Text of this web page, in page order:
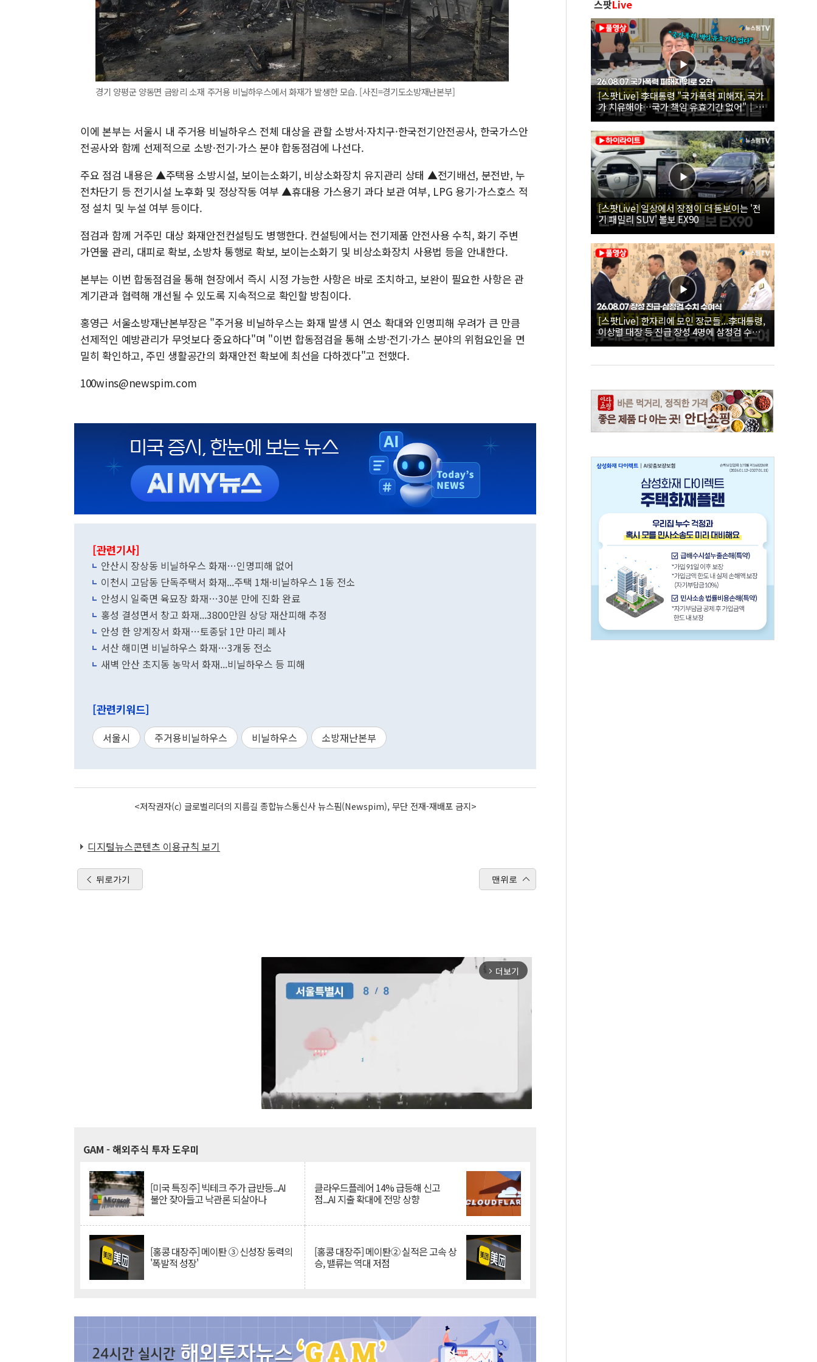
경기 양평군 양동면 금왕리 소재 주거용 비닐하우스에서 화재가 발생한 모습. [사진=경기도소방재난본부]
이에 본부는 서울시 내 주거용 비닐하우스 전체 대상을 관할 소방서·자치구·한국전기안전공사, 한국가스안
전공사와 함께 선제적으로 소방·전기·가스 분야 합동점검에 나선다.
주요 점검 내용은 ▲주택용 소방시설, 보이는소화기, 비상소화장치 유지관리 상태 ▲전기배선, 분전반, 누
전차단기 등 전기시설 노후화 및 정상작동 여부 ▲휴대용 가스용기 과다 보관 여부, LPG 용기·가스호스 적
정 설치 및 누설 여부 등이다.
점검과 함께 거주민 대상 화재안전컨설팅도 병행한다. 컨설팅에서는 전기제품 안전사용 수칙, 화기 주변
가연물 관리, 대피로 확보, 소방차 통행로 확보, 보이는소화기 및 비상소화장치 사용법 등을 안내한다.
본부는 이번 합동점검을 통해 현장에서 즉시 시정 가능한 사항은 바로 조치하고, 보완이 필요한 사항은 관
계기관과 협력해 개선될 수 있도록 지속적으로 확인할 방침이다.
홍영근 서울소방재난본부장은 "주거용 비닐하우스는 화재 발생 시 연소 확대와 인명피해 우려가 큰 만큼
선제적인 예방관리가 무엇보다 중요하다"며 "이번 합동점검을 통해 소방·전기·가스 분야의 위험요인을 면
밀히 확인하고, 주민 생활공간의 화재안전 확보에 최선을 다하겠다"고 전했다.
100wins@newspim.com
[관련기사]
안산시 장상동 비닐하우스 화재…인명피해 없어
이천시 고담동 단독주택서 화재...주택 1채·비닐하우스 1동 전소
안성시 일죽면 육묘장 화재…30분 만에 진화 완료
홍성 결성면서 창고 화재...3800만원 상당 재산피해 추정
안성 한 양계장서 화재…토종닭 1만 마리 폐사
서산 해미면 비닐하우스 화재…3개동 전소
새벽 안산 초지동 농막서 화재...비닐하우스 등 피해
[관련키워드]
서울시 주거용비닐하우스 비닐하우스 소방재난본부
<저작권자(c) 글로벌리더의 지름길 종합뉴스통신사 뉴스핌(Newspim), 무단 전재-재배포 금지>
디지털뉴스콘텐츠 이용규칙 보기
뒤로가기 맨위로
arrow_forward_ios 더보기
GAM - 해외주식 투자 도우미
[미국 특징주] 빅테크 주가 급반등...AI
불안 잦아들고 낙관론 되살아나
클라우드플레어 14% 급등해 신고
점...AI 지출 확대에 전망 상향
[홍콩 대장주] 메이퇀 ③ 신성장 동력의
'폭발적 성장'
[홍콩 대장주] 메이퇀② 실적은 고속 상
승, 밸류는 역대 저점
스팟Live
[스팟Live] 李대통령 "국가폭력 피해자, 국가
가 치유해야…국가 책임 유효기간 없어"｜
26.08.07 국가폭력 피해자 위로 오찬
[스팟Live] 일상에서 장점이 더 돋보이는 '전
기 패밀리 SUV' 볼보 EX90
[스팟Live] 한자리에 모인 장군들...李대통령,
이상렬 대장 등 진급 장성 4명에 삼정검 수치
직접 수여｜26.08.07 장성 진급·삼정검 수치